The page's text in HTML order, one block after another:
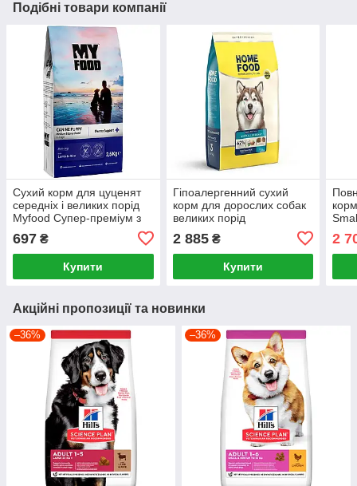
Подібні товари компанії
Сухий корм для цуценят
середніх і великих порід
Myfood Супер-преміум з
ягнятком та рисом 2.5 кг
697 ₴
Купити
Гіпоалергенний сухий
корм для дорослих собак
великих порід
Hypoallergenic форель та
рис 10 кг
2 885₴
Купити
2
Акційні пропозиції та новинки
–36% –36%